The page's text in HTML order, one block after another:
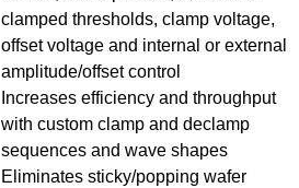
clamped thresholds, clamp voltage,
offset voltage and internal or external
amplitude/offset control
Increases efficiency and throughput
with custom clamp and declamp
sequences and wave shapes
Eliminates sticky/popping wafer